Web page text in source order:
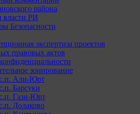
района
власти РИ
Безопасности
экспертиза проектов
правовых актов
зонирование
Али-Юрт
Барсуки
Гази-Юрт
Долаково